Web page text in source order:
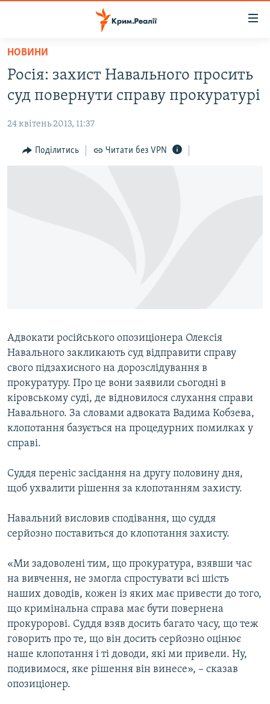
Перейти
основного
матеріалу
Перейти
до
навігації
Перейти
ВІДЕО ТА ФОТО
ПОЛІТИКА
БЛОГИ
ІНФОГРАФІКА
ДОЛУЧАЙСЯ!
Усі сайти RFE/RL
НОВИНИ
Росія: захист Навального просить
суд повернути справу прокуратурі
24 квітень 2013, 11:37
Поділитись Читати без VPN
Адвокати російського опозиціонера Олексія
Навального закликають суд відправити справу
свого підзахисного на дорозслідування в
прокуратуру. Про це вони заявили сьогодні в
кіровському суді, де відновилося слухання справи
Навального. За словами адвоката Вадима Кобзева,
клопотання базується на процедурних помилках у
справі.
Суддя переніс засідання на другу половину дня,
щоб ухвалити рішення за клопотанням захисту.
Навальний висловив сподівання, що суддя
серйозно поставиться до клопотання захисту.
«Ми задоволені тим, що прокуратура, взявши час
на вивчення, не змогла спростувати всі шість
наших доводів, кожен із яких має привести до того,
що кримінальна справа має бути повернена
прокуророві. Суддя взяв досить багато часу, що теж
говорить про те, що він досить серйозно оцінює
наше клопотання і ті доводи, які ми привели. Ну,
подивимося, яке рішення він винесе», – сказав
опозиціонер.